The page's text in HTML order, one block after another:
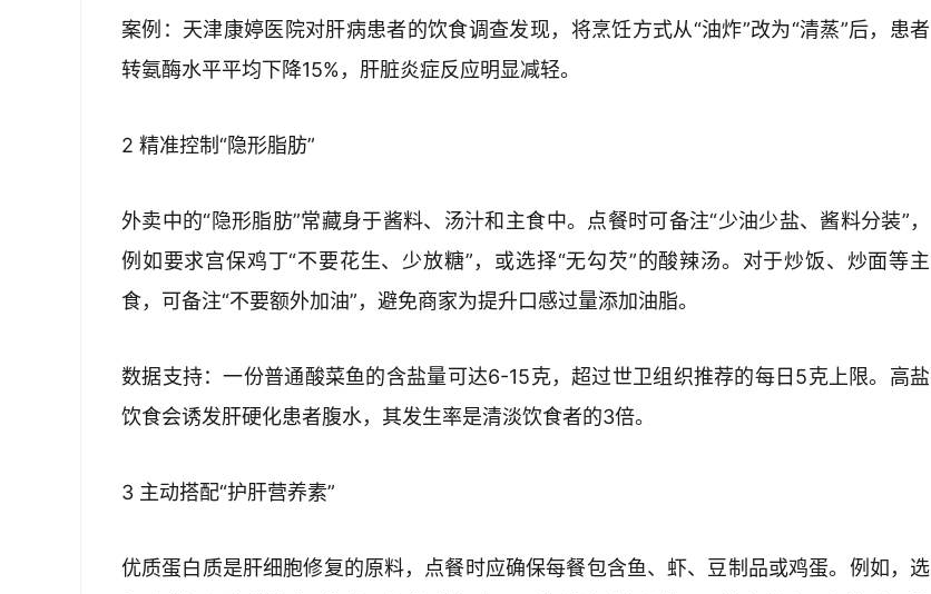
案例：天津康婷医院对肝病患者的饮食调查发现，将烹饪方式从“油炸”改为“清蒸”后，患者
转氨酶水平平均下降15%，肝脏炎症反应明显减轻。
2 精准控制“隐形脂肪”
外卖中的“隐形脂肪”常藏身于酱料、汤汁和主食中。点餐时可备注“少油少盐、酱料分装”，
例如要求宫保鸡丁“不要花生、少放糖”，或选择“无勾芡”的酸辣汤。对于炒饭、炒面等主
食，可备注“不要额外加油”，避免商家为提升口感过量添加油脂。
数据支持：一份普通酸菜鱼的含盐量可达6-15克，超过世卫组织推荐的每日5克上限。高盐
饮食会诱发肝硬化患者腹水，其发生率是清淡饮食者的3倍。
3 主动搭配“护肝营养素”
优质蛋白质是肝细胞修复的原料，点餐时应确保每餐包含鱼、虾、豆制品或鸡蛋。例如，选